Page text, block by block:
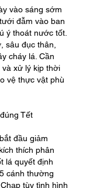
vào sáng sớm
đẫm vào ban
ý thoát nước tốt.
sâu đục thân,
cháy lá. Cần
xử lý kịp thời
vệ thực vật phù
Tết
đầu giảm
thích phân
lá quyết định
cánh thường
tùy tình hình